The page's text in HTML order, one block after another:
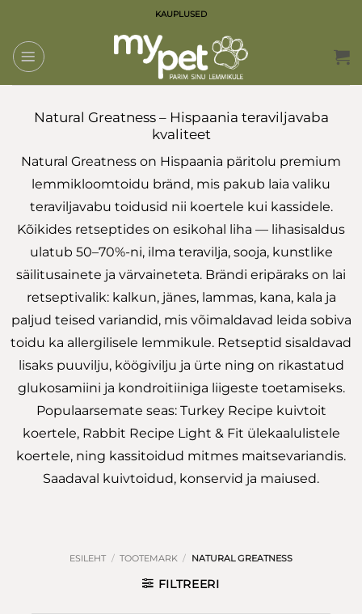
content
KAUPLUSED
Natural Greatness – Hispaania teraviljavaba
kvaliteet
Natural Greatness on Hispaania päritolu premium
lemmikloomtoidu bränd, mis pakub laia valiku
teraviljavabu toidusid nii koertele kui kassidele.
Kõikides retseptides on esikohal liha — lihasisaldus
ulatub 50–70%-ni, ilma teravilja, sooja, kunstlike
säilitusainete ja värvaineteta. Brändi eripäraks on lai
retseptivalik: kalkun, jänes, lammas, kana, kala ja
paljud teised variandid, mis võimaldavad leida sobiva
toidu ka allergilisele lemmikule. Retseptid sisaldavad
lisaks puuvilju, köögivilju ja ürte ning on rikastatud
glukosamiini ja kondroitiiniga liigeste toetamiseks.
Populaarsemate seas: Turkey Recipe kuivtoit
koertele, Rabbit Recipe Light & Fit ülekaalulistele
koertele, ning kassitoidud mitmes maitsevariandis.
Saadaval kuivtoidud, konservid ja maiused.
ESILEHT / TOOTEMARK / NATURAL GREATNESS
FILTREERI